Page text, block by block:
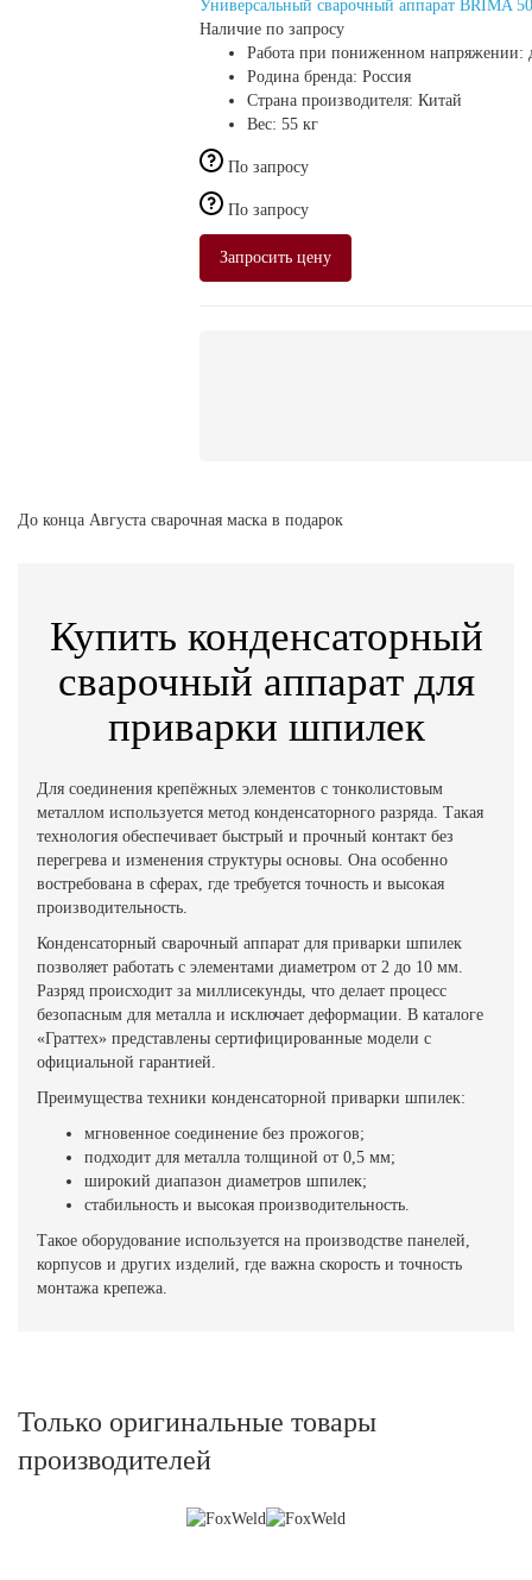
Универсальный сварочный аппарат BRIMA
Наличие по запросу
Работа при пониженном напряжении:
Родина бренда: Россия
Страна производителя: Китай
Вес: 55 кг
По запросу
По запросу
Запросить цену
До конца Августа сварочная маска в подарок
Купить конденсаторный
сварочный аппарат для
приварки шпилек
Для соединения крепёжных элементов с тонколистовым
металлом используется метод конденсаторного разряда. Такая
технология обеспечивает быстрый и прочный контакт без
перегрева и изменения структуры основы. Она особенно
востребована в сферах, где требуется точность и высокая
производительность.
Конденсаторный сварочный аппарат для приварки шпилек
позволяет работать с элементами диаметром от 2 до 10 мм.
Разряд происходит за миллисекунды, что делает процесс
безопасным для металла и исключает деформации. В каталоге
«Граттех» представлены сертифицированные модели с
официальной гарантией.
Преимущества техники конденсаторной приварки шпилек:
мгновенное соединение без прожогов;
подходит для металла толщиной от 0,5 мм;
широкий диапазон диаметров шпилек;
стабильность и высокая производительность.
Такое оборудование используется на производстве панелей,
корпусов и других изделий, где важна скорость и точность
монтажа крепежа.
Только оригинальные товары
производителей